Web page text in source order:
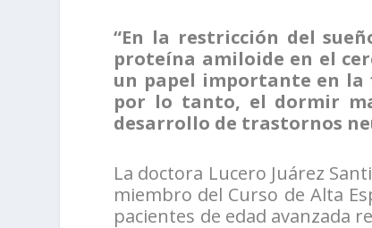
“En la restricción del
proteína amiloide en el
un papel importante en la
por lo tanto, el dormir
desarrollo de trastornos
La doctora Lucero Juárez
miembro del Curso de Alta
pacientes de edad avanzada